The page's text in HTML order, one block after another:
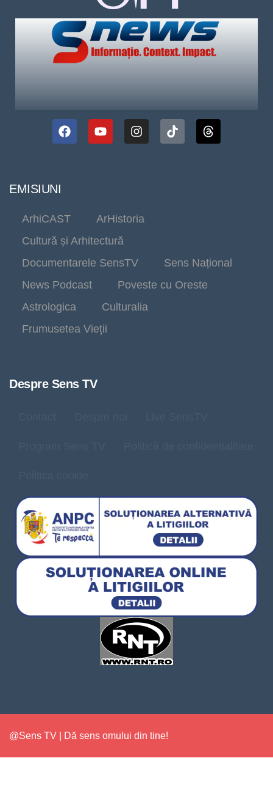
EMISIUNI
ArhiCAST
ArHistoria
Cultură și Arhitectură
Documentarele SensTV
Sens Național
News Podcast
Poveste cu Oreste
Astrologica
Culturalia
Frumusetea Vieții
Despre Sens TV
@Sens TV | Dă sens omului din tine!